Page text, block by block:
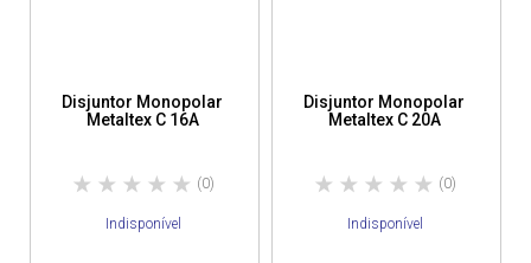
Disjuntor Monopolar
Metaltex C 16A
(0)
Indisponível
Disjuntor Monopolar
Metaltex C 20A
(0)
Indisponível